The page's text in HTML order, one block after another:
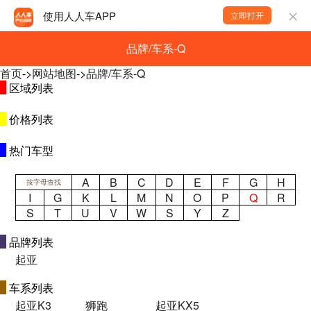
使用人人车APP 立即打开
品牌/车系-Q
首页->网站地图->品牌/车系-Q
区域列表
价格列表
热门车型
按字母查找 A B C D E F G
H
I
G K L M N O P Q
R
S
T U V W S Y
Z
品牌列表
起亚
车系列表
起亚K3
狮跑 起亚KX5